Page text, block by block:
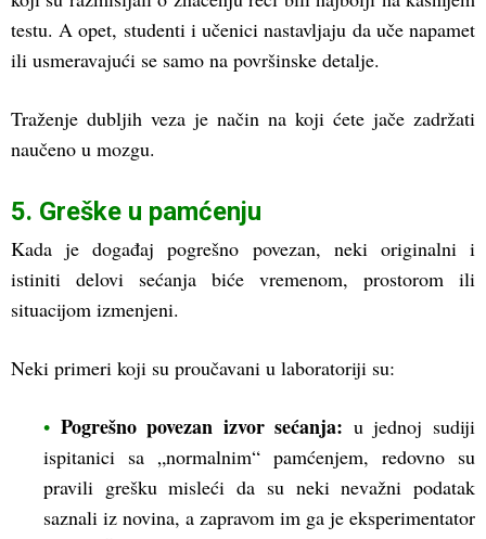
testu. A opet, studenti i učenici nastavljaju da uče napamet
ili usmeravajući se samo na površinske detalje.
Traženje dubljih veza je način na koji ćete jače zadržati
naučeno u mozgu.
5. Greške u pamćenju
Kada je događaj pogrešno povezan, neki originalni i
istiniti delovi sećanja biće vremenom, prostorom ili
situacijom izmenjeni.
Neki primeri koji su proučavani u laboratoriji su:
• Pogrešno povezan izvor sećanja: u jednoj sudiji
ispitanici sa „normalnim“ pamćenjem, redovno su
pravili grešku misleći da su neki nevažni podatak
saznali iz novina, a zapravom im ga je eksperimentator